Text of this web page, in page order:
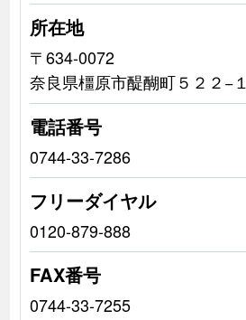
所在地
〒634-0072
奈良県橿原市醍醐町５２２−１
電話番号
0744-33-7286
フリーダイヤル
0120-879-888
FAX番号
0744-33-7255